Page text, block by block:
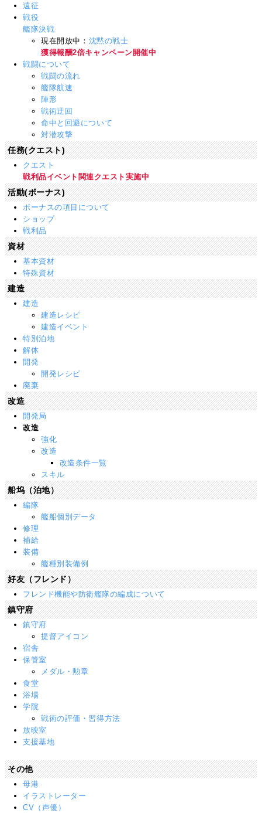
遠征
戦役
艦隊決戦
現在開放中： 沈黙の戦士
獲得報酬2倍キャンペーン開催中
戦闘について
戦闘の流れ
艦隊航速
陣形
戦術迂回
命中と回避について
対潜攻撃
任務(クエスト)
クエスト
戦利品イベント関連クエスト実施中
活動(ボーナス)
ボーナスの項目について
ショップ
戦利品
資材
基本資材
特殊資材
建造
建造
建造レシピ
建造イベント
特別泊地
解体
開発
開発レシピ
廃棄
改造
開発局
改造
強化
改造
改造条件一覧
スキル
船坞（泊地）
編隊
艦船個別データ
修理
補給
装備
艦種別装備例
好友（フレンド）
フレンド機能や防衛艦隊の編成について
鎮守府
鎮守府
提督アイコン
宿舎
保管室
メダル・勲章
食堂
浴場
学院
戦術の評価・習得方法
放映室
支援基地
その他
母港
イラストレーター
CV（声優）